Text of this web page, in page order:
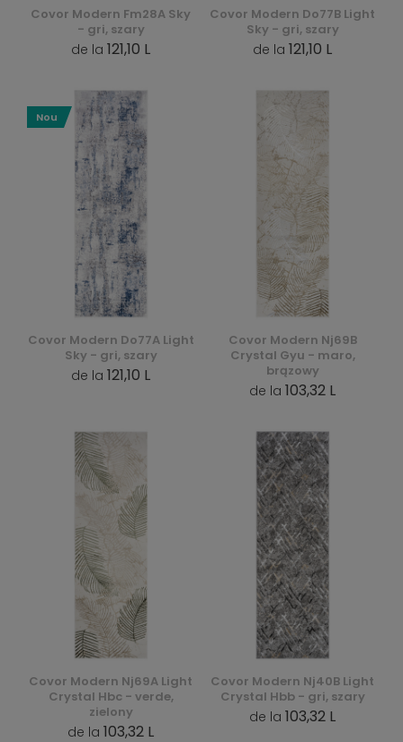
Covor Modern Fm28A Sky
- gri, szary
de la 121,10 L
Covor Modern Do77B Light
Sky - gri, szary
de la 121,10 L
Covor Modern Do77A Light
Sky - gri, szary
de la 121,10 L
Nou
Covor Modern Nj69B
Crystal Gyu - maro,
brązowy
de la 103,32 L
Covor Modern Nj69A Light
Crystal Hbc - verde,
zielony
de la 103,32 L
Covor Modern Nj40B Light
Crystal Hbb - gri, szary
de la 103,32 L